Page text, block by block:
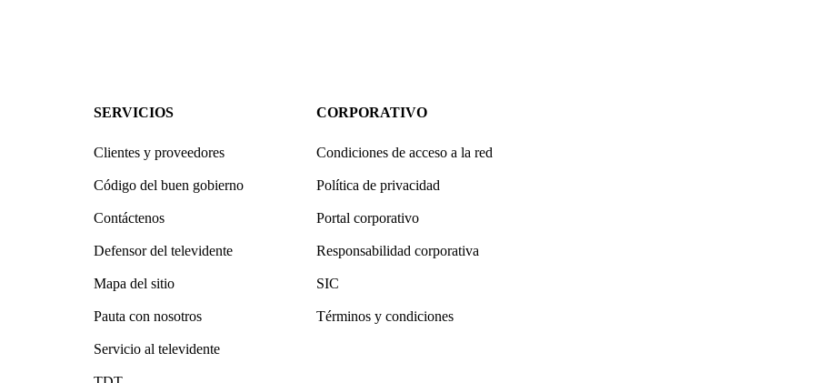
SERVICIOS
Clientes y proveedores
Código del buen gobierno
Contáctenos
Defensor del televidente
Mapa del sitio
Pauta con nosotros
Servicio al televidente
CORPORATIVO
Condiciones de acceso a la red
Política de privacidad
Portal corporativo
Responsabilidad corporativa
SIC
Términos y condiciones